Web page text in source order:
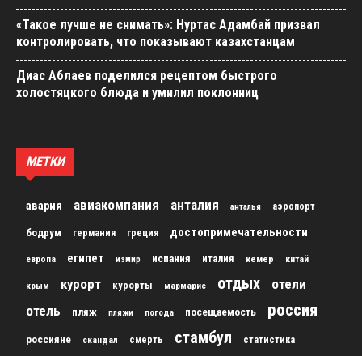
«Такое лучше не снимать»: Нуртас Адамбай призвал
контролировать, что показывают казахстанцам
Диас Аблаев поделился рецептом быстрого
холостяцкого блюда и умилил поклонниц
МЕТКИ
авария авиакомпания анталия анталья аэропорт
бодрум германия греция достопримечательности
европа египет измир испания италия кемер китай
крым курорт курорты мармарис отдых
отели
отель
пляж пляжи погода посещаемость россия
россияне скандал смерть стамбул статистика